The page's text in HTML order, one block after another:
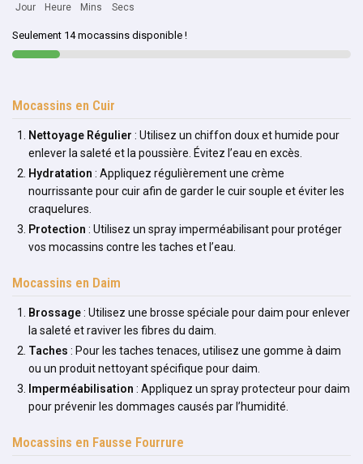
Jour Heure Mins Secs
Seulement 14 mocassins disponible !
Mocassins en Cuir
Nettoyage Régulier : Utilisez un chiffon doux et humide pour
enlever la saleté et la poussière. Évitez l’eau en excès.
Hydratation : Appliquez régulièrement une crème
nourrissante pour cuir afin de garder le cuir souple et éviter les
craquelures.
Protection : Utilisez un spray imperméabilisant pour protéger
vos mocassins contre les taches et l’eau.
Mocassins en Daim
Brossage: Utilisez une brosse spéciale pour daim pour enlever
la saleté et raviver les fibres du daim.
Taches : Pour les taches tenaces, utilisez une gomme à daim
ou un produit nettoyant spécifique pour daim.
Imperméabilisation : Appliquez un spray protecteur pour daim
pour prévenir les dommages causés par l’humidité.
Mocassins en Fausse Fourrure